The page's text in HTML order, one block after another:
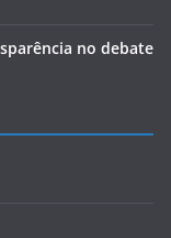
no debate